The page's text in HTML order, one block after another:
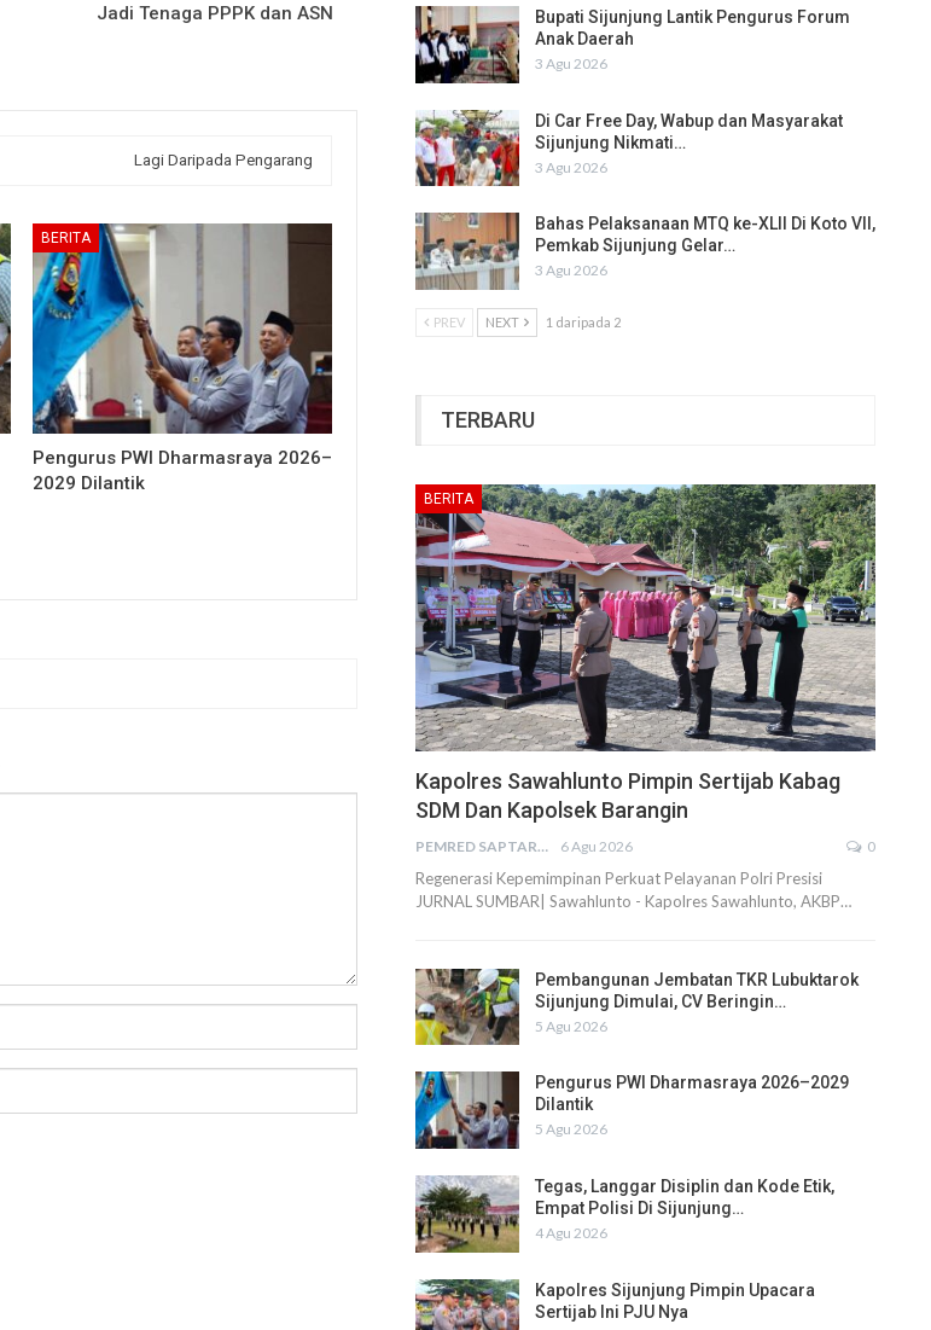
Jadi Tenaga PPPK dan ASN
Lagi Daripada Pengarang
BERITA
Pengurus PWI Dharmasraya 2026–
2029 Dilantik
Bupati Sijunjung Lantik Pengurus Forum
Anak Daerah
3 Agu 2026
Di Car Free Day, Wabup dan Masyarakat
Sijunjung Nikmati…
3 Agu 2026
Bahas Pelaksanaan MTQ ke-XLII Di Koto VII,
Pemkab Sijunjung Gelar…
3 Agu 2026
PREV NEXT 1 daripada 2
TERBARU
BERITA
Kapolres Sawahlunto Pimpin Sertijab Kabag
SDM Dan Kapolsek Barangin
PEMRED SAPTARIUS 6 Agu 2026 0
Regenerasi Kepemimpinan Perkuat Pelayanan Polri Presisi
JURNAL SUMBAR| Sawahlunto - Kapolres Sawahlunto, AKBP…
Pembangunan Jembatan TKR Lubuktarok
Sijunjung Dimulai, CV Beringin…
5 Agu 2026
Pengurus PWI Dharmasraya 2026–2029
Dilantik
5 Agu 2026
Tegas, Langgar Disiplin dan Kode Etik,
Empat Polisi Di Sijunjung…
4 Agu 2026
Kapolres Sijunjung Pimpin Upacara
Sertijab Ini PJU Nya